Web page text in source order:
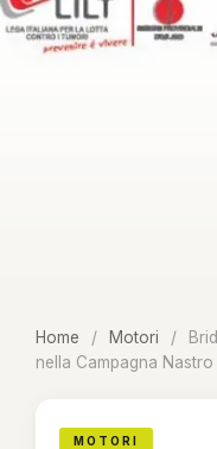
Home / Motori /
nella Campagna Nastro
MOTORI